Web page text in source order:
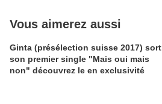
Vous aimerez aussi
Ginta (présélection suisse 2017) sort
son premier single "Mais oui mais
non" découvrez le en exclusivité